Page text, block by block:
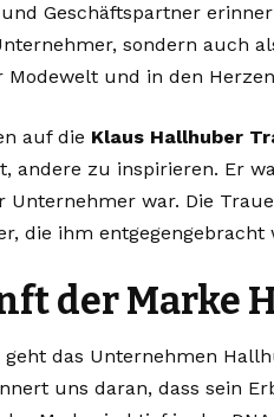
Geschäftspartner
sondern auch
Modewelt und in den
auf die Klaus Hallhuber
andere zu inspirieren. Er
Unternehmer war. Die
die ihm entgegengebracht
der Marke
geht das Unternehmen
uns daran, dass sein